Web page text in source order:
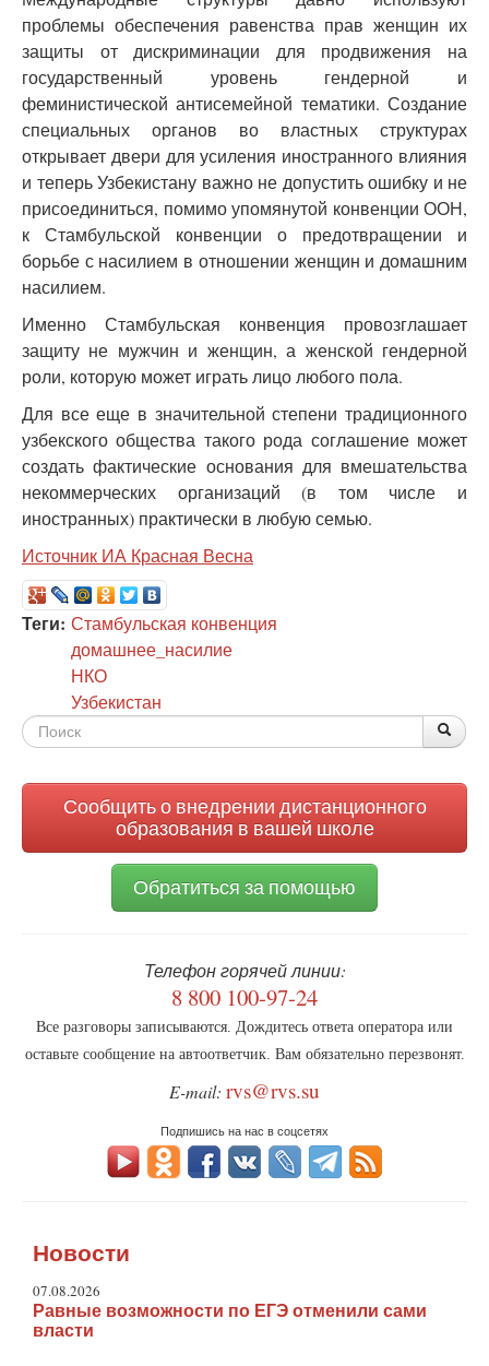
проблемы обеспечения равенства прав женщин их
защиты от дискриминации для продвижения на
государственный уровень гендерной и
феминистической антисемейной тематики. Создание
специальных органов во властных структурах
открывает двери для усиления иностранного влияния
и теперь Узбекистану важно не допустить ошибку и не
присоединиться, помимо упомянутой конвенции ООН,
к Стамбульской конвенции о предотвращении и
борьбе с насилием в отношении женщин и домашним
насилием.
Именно Стамбульская конвенция провозглашает
защиту не мужчин и женщин, а женской гендерной
роли, которую может играть лицо любого пола.
Для все еще в значительной степени традиционного
узбекского общества такого рода соглашение может
создать фактические основания для вмешательства
некоммерческих организаций (в том числе и
иностранных) практически в любую семью.
Источник ИА Красная Весна
Теги: Стамбульская конвенция
домашнее_насилие
НКО
Узбекистан
Форма
Сообщить о внедрении дистанционного
образования в вашей школе
Обратиться за помощью
Телефон горячей линии:
8 800 100-97-24
Все разговоры записываются. Дождитесь ответа оператора или
оставьте сообщение на автоответчик. Вам обязательно перезвонят.
E-mail: rvs@rvs.su
Подпишись на нас в соцсетях
Новости
07.08.2026
Равные возможности по ЕГЭ отменили сами
власти